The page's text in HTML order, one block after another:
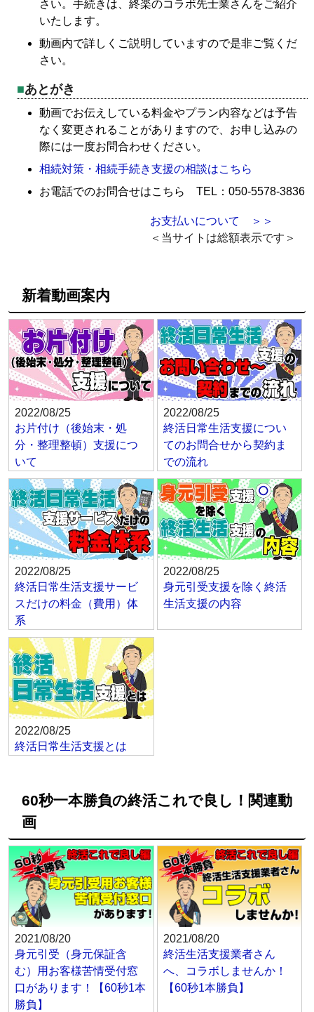
さい。手続きは、終楽のコラボ先士業さんをご紹介
いたします。
動画内で詳しくご説明していますので是非ご覧くだ
さい。
あとがき
動画でお伝えしている料金やプラン内容などは予告
なく変更されることがありますので、お申し込みの
際には一度お問合わせください。
相続対策・相続手続き支援の相談はこちら
お電話でのお問合せはこちら TEL：050-5578-3836
お支払いについて ＞＞
＜当サイトは総額表示です＞
新着動画案内
2022/08/25
お片付け（後始末・処
分・整理整頓）支援につ
いて
2022/08/25
終活日常生活支援につい
てのお問合せから契約ま
での流れ
2022/08/25
終活日常生活支援サービ
スだけの料金（費用）体
系
2022/08/25
身元引受支援を除く終活
生活支援の内容
2022/08/25
終活日常生活支援とは
60秒一本勝負の終活これで良し！関連動
画
2021/08/20
身元引受（身元保証含
む）用お客様苦情受付窓
口があります！【60秒1本
勝負】
2021/08/20
終活生活支援業者さん
へ、コラボしませんか！
【60秒1本勝負】